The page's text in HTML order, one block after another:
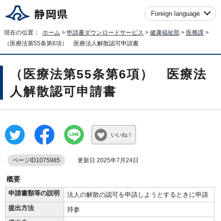
Foreign language
現在の位置： ホーム > 申請書ダウンロードサービス > 健康福祉部 > 医務課 >
（医療法第55条第6項） 医療法人解散認可申請書
（医療法第55条第6項） 医療法
人解散認可申請書
いいね！
ページID1075985 更新日 2025年7月24日
概要
申請書類等の説明
法人の解散の認可を申請しようとするときに申請
提出方法
持参